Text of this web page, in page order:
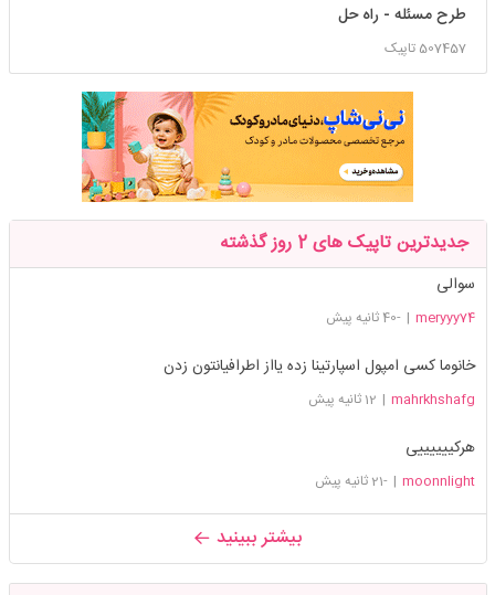
طرح مسئله - راه حل
507457 تاپیک
جدیدترین تاپیک های 2 روز گذشته
سوالی
meryyy74
| -40 ثانیه پیش
خانوما کسی امپول اسپارتینا زده یااز اطرافیانتون زدن
mahrkhshafg
| 12 ثانیه پیش
هرکییییییی
moonnlight
| -21 ثانیه پیش
بیشتر ببینید